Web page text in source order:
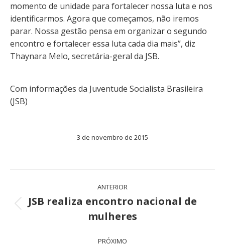
momento de unidade para fortalecer nossa luta e nos
identificarmos. Agora que começamos, não iremos
parar. Nossa gestão pensa em organizar o segundo
encontro e fortalecer essa luta cada dia mais”, diz
Thaynara Melo, secretária-geral da JSB.
Com informações da Juventude Socialista Brasileira
(JSB)
3 de novembro de 2015
Navegação
de
ANTERIOR
Post
anterior:
JSB realiza encontro nacional de
mulheres
PRÓXIMO